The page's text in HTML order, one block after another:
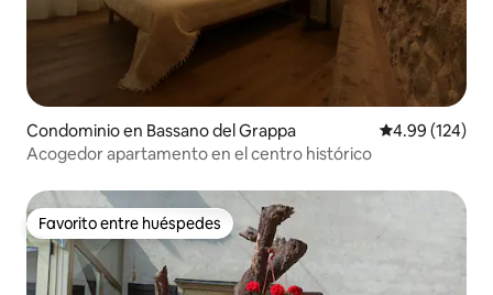
Condominio en Bassano del Grappa Calificación
4.99 (124)
Acogedor apartamento en el centro histórico
Favorito entre huéspedes
Favorito entre huéspedes